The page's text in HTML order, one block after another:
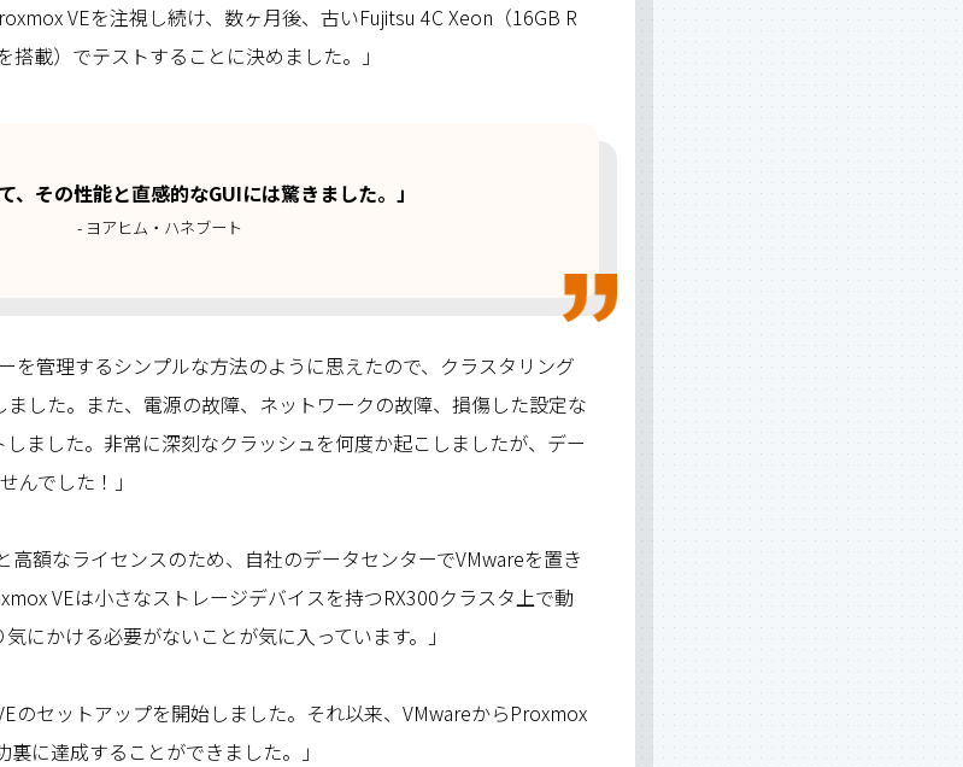
VEを注視し続け、数ヶ月後、古いFujitsu 4C Xeon（16GB R
搭載）でテストすることに決めました。」
、その性能と直感的なGUIには驚きました。」
- ヨアヒム・ハネブート
を管理するシンプルな方法のように思えたので、クラスタリング
した。また、電源の故障、ネットワークの故障、損傷した設定な
ました。非常に深刻なクラッシュを何度か起こしましたが、デー
んでした！」
高額なライセンスのため、自社のデータセンターでVMwareを置き
VEは小さなストレージデバイスを持つRX300クラスタ上で動
にかける必要がないことが気に入っています。」
のセットアップを開始しました。それ以来、VMwareからProxmox
に達成することができました。」